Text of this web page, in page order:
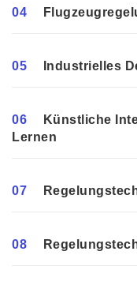
04
05 Industrielles
06
Künstliche
Lernen
07
08